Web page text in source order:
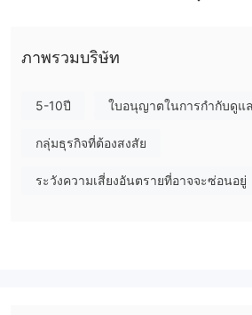
ที่ถูกต้องหรือมีประโยชน์ที่เราสามารถได้รับจ
นอกจากนี้ ความจริงที่บริษัทนี้ไม่ได้รับการกำ
โบรกเกอร์ดำเนินการโดยไม่ได้รับการกำกับ
ภาพรวมบริษัท
5-10ปี ใบอนุญาตในการกำกับดูแ
กลุ่มธุรกิจที่ต้องสงสัย
ระวังความเสี่ยงอันตรายที่อาจจะซ่อนอยู่